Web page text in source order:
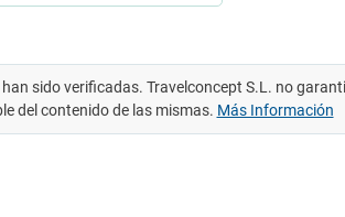
sido verificadas. Travelconcept S.L. no
del contenido de las mismas. Más Información